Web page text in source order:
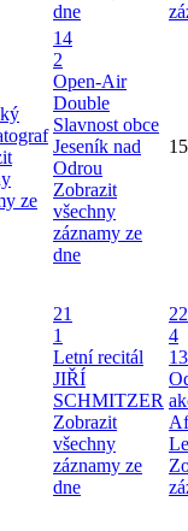
dne
ze
14
2
Open-Air
Double
Slavnost obce
Jeseník nad
Odrou
Zobrazit
všechny
záznamy ze
dne
15
21
1
Letní recitál
JIŘÍ
SCHMITZER
Zobrazit
všechny
záznamy ze
dne
22
4